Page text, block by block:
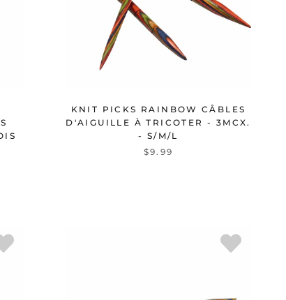
KNIT PICKS RAINBOW CÂBLES
D'AIGUILLE À TRICOTER - 3MCX.
- S/M/L
$9.99